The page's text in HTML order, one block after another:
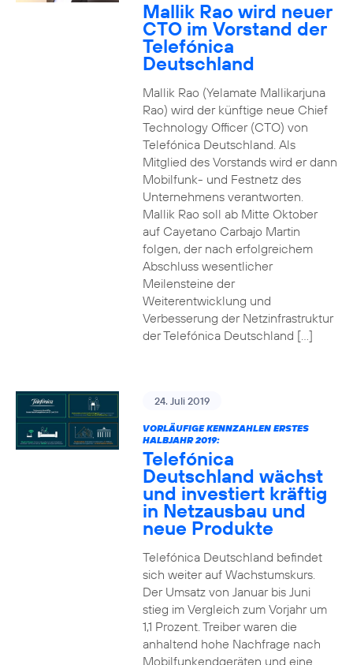
Mallik Rao wird neuer
CTO im Vorstand der
Telefónica
Deutschland
Mallik Rao (Yelamate Mallikarjuna
Rao) wird der künftige neue Chief
Technology Officer (CTO) von
Telefónica Deutschland. Als
Mitglied des Vorstands wird er dann
Mobilfunk- und Festnetz des
Unternehmens verantworten.
Mallik Rao soll ab Mitte Oktober
auf Cayetano Carbajo Martin
folgen, der nach erfolgreichem
Abschluss wesentlicher
Meilensteine der
Weiterentwicklung und
Verbesserung der Netzinfrastruktur
der Telefónica Deutschland […]
24. Juli 2019
VORLÄUFIGE KENNZAHLEN ERSTES
HALBJAHR 2019:
Telefónica
Deutschland wächst
und investiert kräftig
in Netzausbau und
neue Produkte
Telefónica Deutschland befindet
sich weiter auf Wachstumskurs.
Der Umsatz von Januar bis Juni
stieg im Vergleich zum Vorjahr um
1,1 Prozent. Treiber waren die
anhaltend hohe Nachfrage nach
Mobilfunkendgeräten und eine